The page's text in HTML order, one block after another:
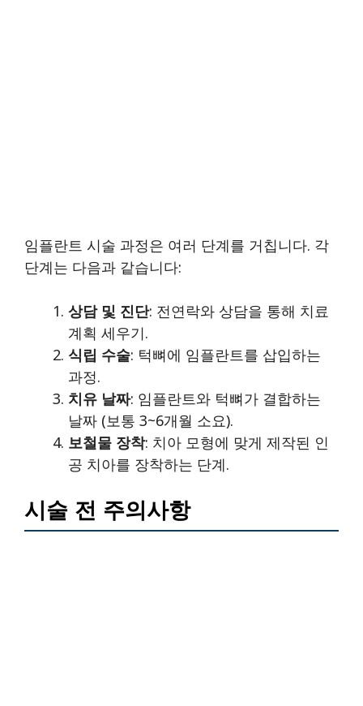
임플란트 시술 과정은 여러 단계를 거칩니다. 각
단계는 다음과 같습니다:
상담 및 진단: 전연락와 상담을 통해 치료
계획 세우기.
식립 수술: 턱뼈에 임플란트를 삽입하는
과정.
치유 날짜: 임플란트와 턱뼈가 결합하는
날짜 (보통 3~6개월 소요).
보철물 장착: 치아 모형에 맞게 제작된 인
공 치아를 장착하는 단계.
시술 전 주의사항